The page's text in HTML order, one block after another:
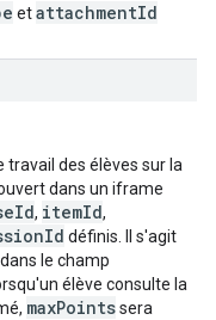
etattachmentId
travail des élèves sur la
dans un iframe
, itemId,
définis. Il s'agit
le champ
élève consulte la
maxPointssera